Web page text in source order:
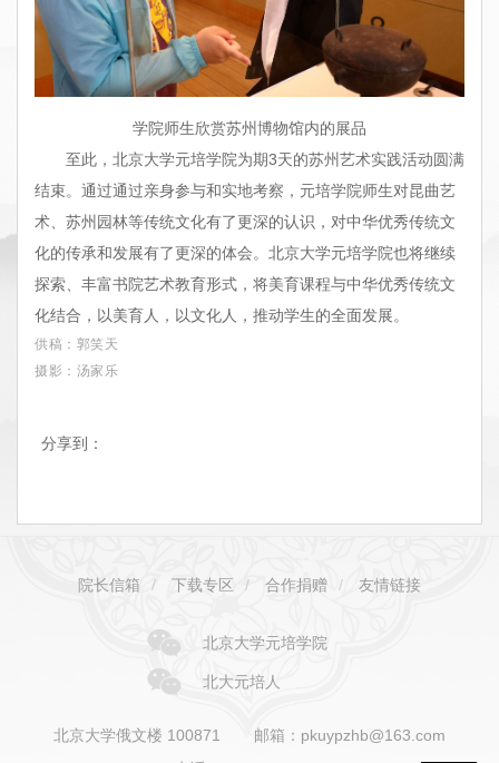
学院师生欣赏苏州博物馆内的展品
至此，北京大学元培学院为期3天的苏州艺术实践活动圆满
结束。通过通过亲身参与和实地考察，元培学院师生对昆曲艺
术、苏州园林等传统文化有了更深的认识，对中华优秀传统文
化的传承和发展有了更深的体会。北京大学元培学院也将继续
探索、丰富书院艺术教育形式，将美育课程与中华优秀传统文
化结合，以美育人，以文化人，推动学生的全面发展。
供稿：郭笑天
摄影：汤家乐
分享到：
院长信箱 / 下载专区 / 合作捐赠 / 友情链接
北京大学元培学院
北大元培人
北京大学俄文楼 100871
邮箱：pkuypzhb@163.com